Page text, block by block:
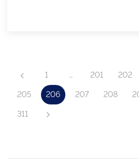
1 … 201 202
205 206 207 208
311